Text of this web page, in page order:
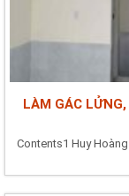
LÀM GÁC
Contents1 Huy